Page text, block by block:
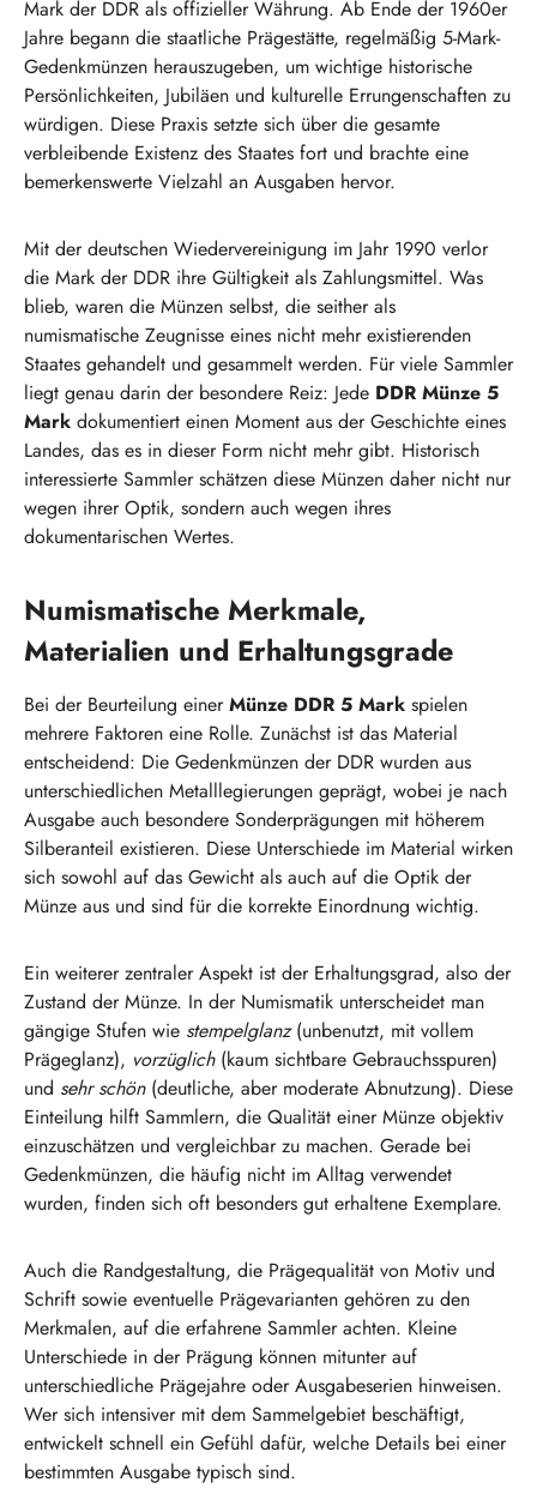
Mark der DDR als offizieller Währung. Ab Ende der 1960er
Jahre begann die staatliche Prägestätte, regelmäßig 5-Mark-
Gedenkmünzen herauszugeben, um wichtige historische
Persönlichkeiten, Jubiläen und kulturelle Errungenschaften zu
würdigen. Diese Praxis setzte sich über die gesamte
verbleibende Existenz des Staates fort und brachte eine
bemerkenswerte Vielzahl an Ausgaben hervor.
Mit der deutschen Wiedervereinigung im Jahr 1990 verlor
die Mark der DDR ihre Gültigkeit als Zahlungsmittel. Was
blieb, waren die Münzen selbst, die seither als
numismatische Zeugnisse eines nicht mehr existierenden
Staates gehandelt und gesammelt werden. Für viele Sammler
liegt genau darin der besondere Reiz: Jede DDR Münze 5
Mark dokumentiert einen Moment aus der Geschichte eines
Landes, das es in dieser Form nicht mehr gibt. Historisch
interessierte Sammler schätzen diese Münzen daher nicht nur
wegen ihrer Optik, sondern auch wegen ihres
dokumentarischen Wertes.
Numismatische Merkmale,
Materialien und Erhaltungsgrade
Bei der Beurteilung einerMünze DDR 5 Mark spielen
mehrere Faktoren eine Rolle. Zunächst ist das Material
entscheidend: Die Gedenkmünzen der DDR wurden aus
unterschiedlichen Metalllegierungen geprägt, wobei je nach
Ausgabe auch besondere Sonderprägungen mit höherem
Silberanteil existieren. Diese Unterschiede im Material wirken
sich sowohl auf das Gewicht als auch auf die Optik der
Münze aus und sind für die korrekte Einordnung wichtig.
Ein weiterer zentraler Aspekt ist der Erhaltungsgrad, also der
Zustand der Münze. In der Numismatik unterscheidet man
gängige Stufen wie stempelglanz(unbenutzt, mit vollem
Prägeglanz), vorzüglich(kaum sichtbare Gebrauchsspuren)
und sehr schön(deutliche, aber moderate Abnutzung). Diese
Einteilung hilft Sammlern, die Qualität einer Münze objektiv
einzuschätzen und vergleichbar zu machen. Gerade bei
Gedenkmünzen, die häufig nicht im Alltag verwendet
wurden, finden sich oft besonders gut erhaltene Exemplare.
Auch die Randgestaltung, die Prägequalität von Motiv und
Schrift sowie eventuelle Prägevarianten gehören zu den
Merkmalen, auf die erfahrene Sammler achten. Kleine
Unterschiede in der Prägung können mitunter auf
unterschiedliche Prägejahre oder Ausgabeserien hinweisen.
Wer sich intensiver mit dem Sammelgebiet beschäftigt,
entwickelt schnell ein Gefühl dafür, welche Details bei einer
bestimmten Ausgabe typisch sind.